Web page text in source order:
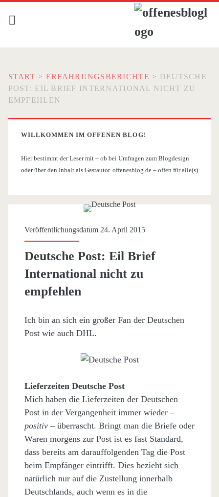
START > ERFAHRUNGSBERICHTE > DEUTSCHE
POST: EIL BRIEF INTERNATIONAL NICHT ZU
EMPFEHLEN
WILLKOMMEN IM OFFENEN BLOG!
Hier bestimmt der Leser mit – ob bei Umfragen zum Blogdesign
oder über den Inhalt als Gastautor. offenesblog.de – offen für alle(s)
Veröffentlichungsdatum 24. April 2015
Deutsche Post: Eil Brief
International nicht zu
empfehlen
Ich bin an sich ein großer Fan der Deutschen
Post wie auch DHL.
Lieferzeiten Deutsche Post
Mich haben die Lieferzeiten der Deutschen
Post in der Vergangenheit immer wieder –
positiv – überrascht. Bringt man die Briefe oder
Waren morgens zur Post ist es fast Standard,
dass bereits am darauffolgenden Tag die Post
beim Empfänger eintrifft. Dies bezieht sich
natürlich nur auf die Zustellung innerhalb
Deutschlands, auch wenn es in die